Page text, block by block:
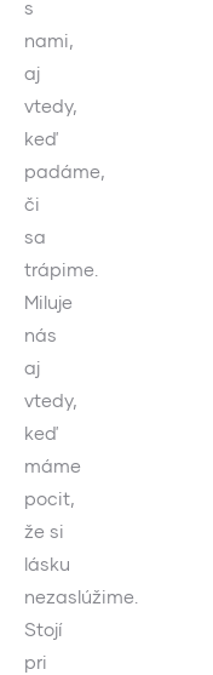
s
nami,
aj
vtedy,
keď
padáme,
či
sa
trápime.
Miluje
nás
aj
vtedy,
keď
máme
pocit,
že si
lásku
nezaslúžime.
Stojí
pri